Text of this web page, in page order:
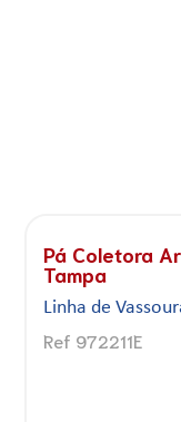
Vassoura Fit-
Linha de
Ref 972203E